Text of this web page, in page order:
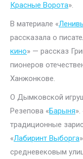
Красные Ворота».
В материале «
рассказала о
кино» — рассказ
пионеров
Ханжонкове.
О Дымковской
Резепова «Барыня».
традиционные
«Лабиринт Выборга
средневековым